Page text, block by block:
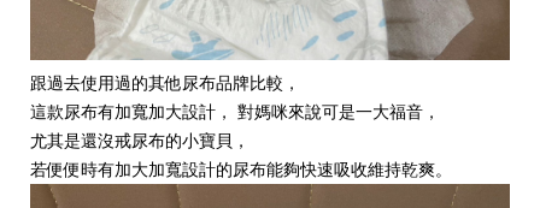
跟過去使用過的其他尿布品牌比較，
這款尿布有加寬加大設計， 對媽咪來說可是一大福音，
尤其是還沒戒尿布的小寶貝，
若便便時有加大加寬設計的尿布能夠快速吸收維持乾爽。